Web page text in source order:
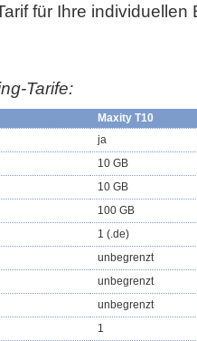
für Ihre individuellen
Tarife:
Maxity T10
ja
10 GB
10 GB
100 GB
1 (.de)
unbegrenzt
unbegrenzt
unbegrenzt
1